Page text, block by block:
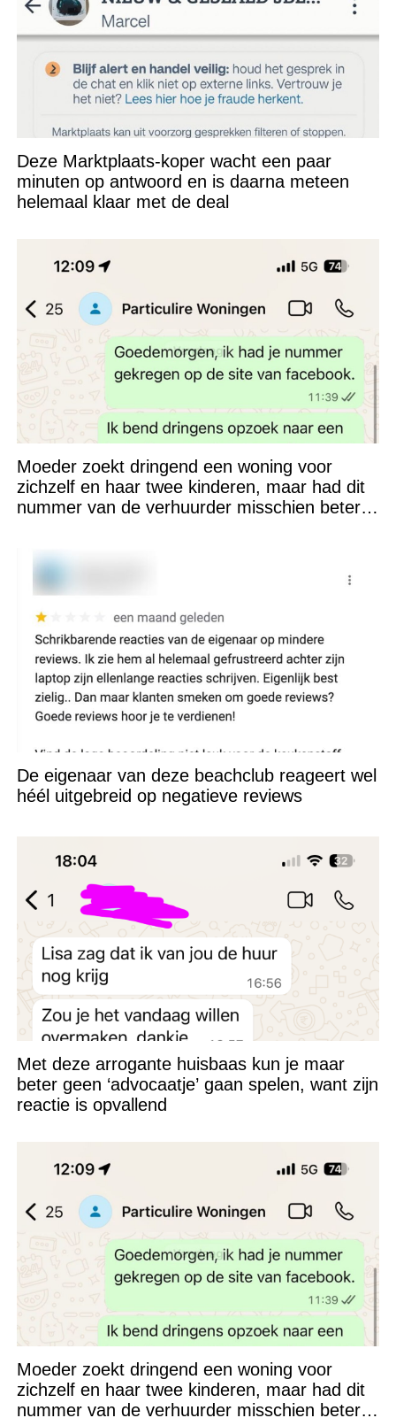
Deze Marktplaats-koper wacht een paar
minuten op antwoord en is daarna meteen
helemaal klaar met de deal
Moeder zoekt dringend een woning voor
zichzelf en haar twee kinderen, maar had dit
nummer van de verhuurder misschien beter
De eigenaar van deze beachclub reageert wel
héél uitgebreid op negatieve reviews
Met deze arrogante huisbaas kun je maar
beter geen ‘advocaatje’ gaan spelen, want zijn
reactie is opvallend
Moeder zoekt dringend een woning voor
zichzelf en haar twee kinderen, maar had dit
nummer van de verhuurder misschien beter